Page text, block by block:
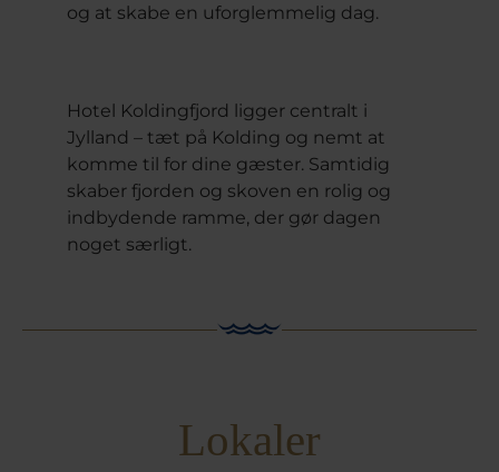
og at skabe en uforglemmelig dag.
Hotel Koldingfjord ligger centralt i
Jylland – tæt på Kolding og nemt at
komme til for dine gæster. Samtidig
skaber fjorden og skoven en rolig og
indbydende ramme, der gør dagen
noget særligt.
Lokaler